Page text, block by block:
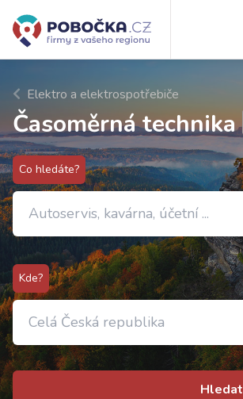
Elektro a elektrospotřebiče
Časoměrná technika
Co hledáte?
Kde?
Hledat